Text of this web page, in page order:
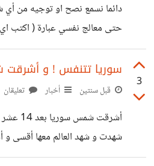
والبرمجة المجتمعية (مثل
الخوف الحقيقي مقابل الوهمي:
تهديد
دائما نسمع نصح او توجيه من
حتى معالج نفسي عبارة ( اكتب
بالكتابة ) هل سبق و ان فكرتم
أم لا ؟
3
سوريا تتنفس ! و
قبل سنتين أخبار تعليقان
شهدت و شهد العالم معها أقسى و
الكثير من سكانها و اهلها و شعبها